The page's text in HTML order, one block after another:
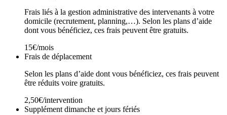
Frais liés à la gestion administrative des intervenants à votre
domicile (recrutement, planning,…). Selon les plans d’aide
dont vous bénéficiez, ces frais peuvent être gratuits.
15€/mois
Frais de déplacement
Selon les plans d’aide dont vous bénéficiez, ces frais peuvent
être réduits voire gratuits.
2,50€/intervention
Supplément dimanche et jours fériés